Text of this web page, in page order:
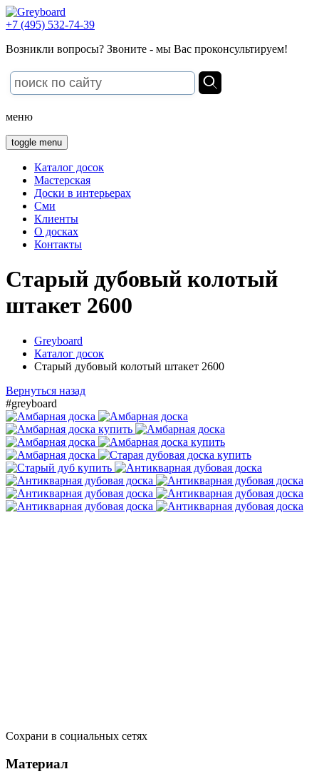
+7 (495) 532-74-39
Возникли вопросы? Звоните - мы Вас проконсультируем!
меню
toggle menu
Каталог досок
Мастерская
Доски в интерьерах
Сми
Клиенты
О досках
Контакты
Старый дубовый колотый
штакет 2600
Greyboard
Каталог досок
Старый дубовый колотый штакет 2600
Вернуться назад
#greyboard
Сохрани в социальных сетях
Материал